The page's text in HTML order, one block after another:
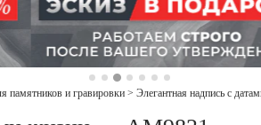
памятников и гравировки > Элегантная надпись с